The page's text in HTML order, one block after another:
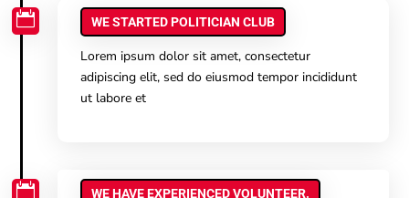
 WE STARTED POLITICIAN CLUB
Lorem ipsum dolor sit amet, consectetur
adipiscing elit, sed do eiusmod tempor incididunt
ut labore et
 WE HAVE EXPERIENCED VOLUNTEER.